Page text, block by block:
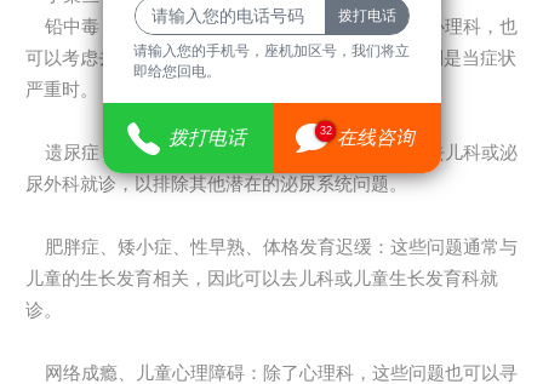
铅中毒：如果怀疑孩子铅中毒，除了神经内科或心理科，也
可以考虑去儿科或急诊科进行初步处理和检查，特别是当症状
严重时。
遗尿症：除了神经内科或心理科，遗尿症也可以去儿科或泌
尿外科就诊，以排除其他潜在的泌尿系统问题。
肥胖症、矮小症、性早熟、体格发育迟缓：这些问题通常与
儿童的生长发育相关，因此可以去儿科或儿童生长发育科就
诊。
网络成瘾、儿童心理障碍：除了心理科，这些问题也可以寻
请输入您的手机号，座机加区号，我们将立
即给您回电。
拨打电话 32 在线咨询